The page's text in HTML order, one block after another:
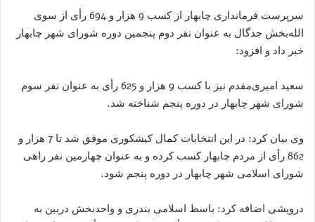
سرپرست فرمانداری چابهار از کسب 9 هزار و 694 رأی از سوی
الله‌بخش جدگال به عنوان نفر دوم پنجمین دوره شورای شهر چابهار
خبر داد و افزود:
سعید امیری‌مقدم نیز با کسب 9 هزار و 625 رأی به عنوان نفر سوم
شورای شهر چابهار در دوره پنجم شناخته شد.
وی بیان کرد: در این انتخابات کمال کیشکوری موفق شد تا 7 هزار و
862 رأی از مردم چابهار کسب کرده و به عنوان چهارمین نفر راهی
شورای اسلامی شهر چابهار در دوره پنجم شود.
درویشی اضافه کرد: باسط اسلامی بندری و واحدبخش دربین به